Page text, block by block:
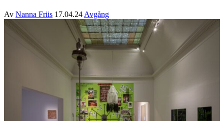
Av Nanna Friis 17.04.24 Avgång